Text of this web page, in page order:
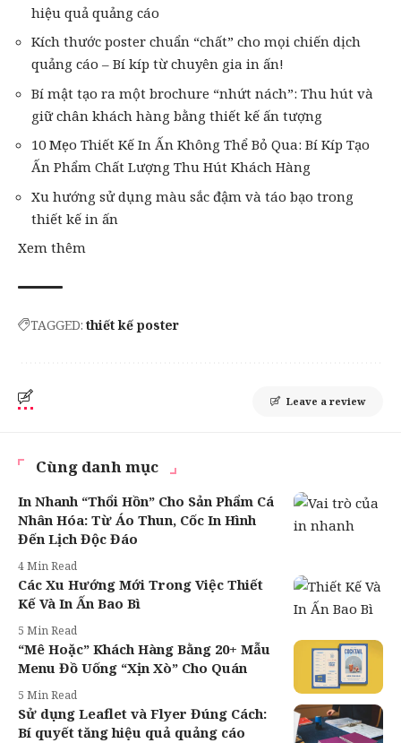
hiệu quả quảng cáo
Kích thước poster chuẩn “chất” cho mọi chiến dịch
quảng cáo – Bí kíp từ chuyên gia in ấn!
Bí mật tạo ra một brochure “nhứt nách”: Thu hút và
giữ chân khách hàng bằng thiết kế ấn tượng
10 Mẹo Thiết Kế In Ấn Không Thể Bỏ Qua: Bí Kíp Tạo
Ấn Phẩm Chất Lượng Thu Hút Khách Hàng
Xu hướng sử dụng màu sắc đậm và táo bạo trong
thiết kế in ấn
Xem thêm
TAGGED: thiết kế poster
Leave a review
Cùng danh mục
In Nhanh “Thổi Hồn” Cho Sản Phẩm Cá
Nhân Hóa: Từ Áo Thun, Cốc In Hình
Đến Lịch Độc Đáo
4 Min Read
Các Xu Hướng Mới Trong Việc Thiết
Kế Và In Ấn Bao Bì
5 Min Read
“Mê Hoặc” Khách Hàng Bằng 20+ Mẫu
Menu Đồ Uống “Xịn Xò” Cho Quán
5 Min Read
Sử dụng Leaflet và Flyer Đúng Cách:
Bí quyết tăng hiệu quả quảng cáo